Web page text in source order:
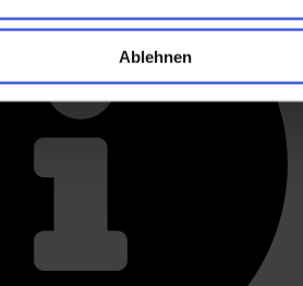
Ablehnen